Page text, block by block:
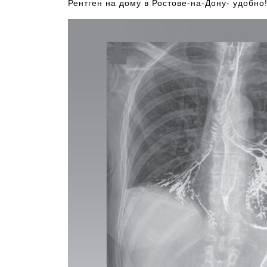
Рентген на дому в Ростове-на-Дону- удобно!